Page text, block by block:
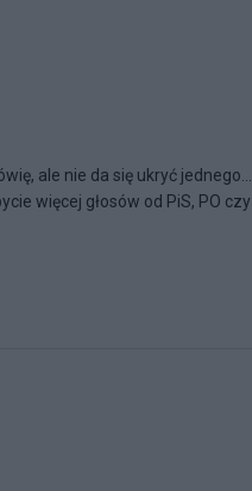
ale nie da się ukryć jednego...
więcej głosów od PiS, PO czy